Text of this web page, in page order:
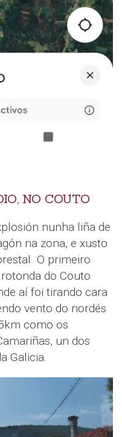
NO COUTO
nunha liña de
na zona, e xusto
O primeiro
do Couto
aí foi tirando cara
vento do nordés
como os
un dos
Galicia.